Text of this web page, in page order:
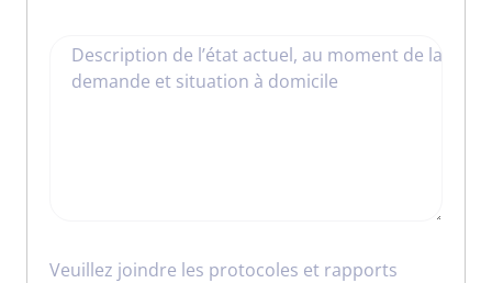
Description de l’état actuel, au moment de la
demande et situation à domicile
Veuillez joindre les protocoles et rapports